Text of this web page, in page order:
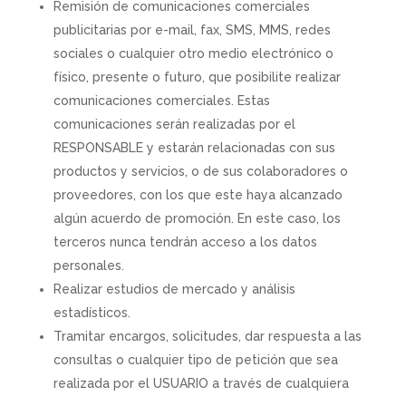
Remisión de comunicaciones comerciales
publicitarias por e-mail, fax, SMS, MMS, redes
sociales o cualquier otro medio electrónico o
físico, presente o futuro, que posibilite realizar
comunicaciones comerciales. Estas
comunicaciones serán realizadas por el
RESPONSABLE y estarán relacionadas con sus
productos y servicios, o de sus colaboradores o
proveedores, con los que este haya alcanzado
algún acuerdo de promoción. En este caso, los
terceros nunca tendrán acceso a los datos
personales.
Realizar estudios de mercado y análisis
estadísticos.
Tramitar encargos, solicitudes, dar respuesta a las
consultas o cualquier tipo de petición que sea
realizada por el USUARIO a través de cualquiera